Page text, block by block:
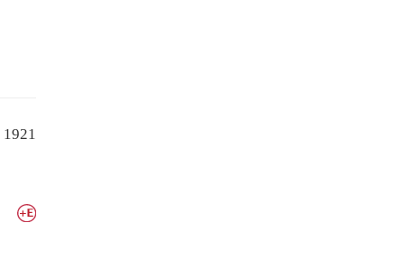
1921